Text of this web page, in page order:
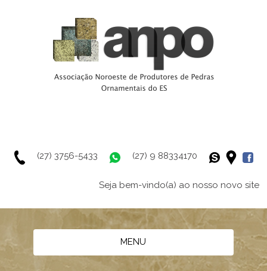
(27) 9 88334170
(27) 3756-5433
Seja bem-vindo(a) ao nosso novo site
MENU